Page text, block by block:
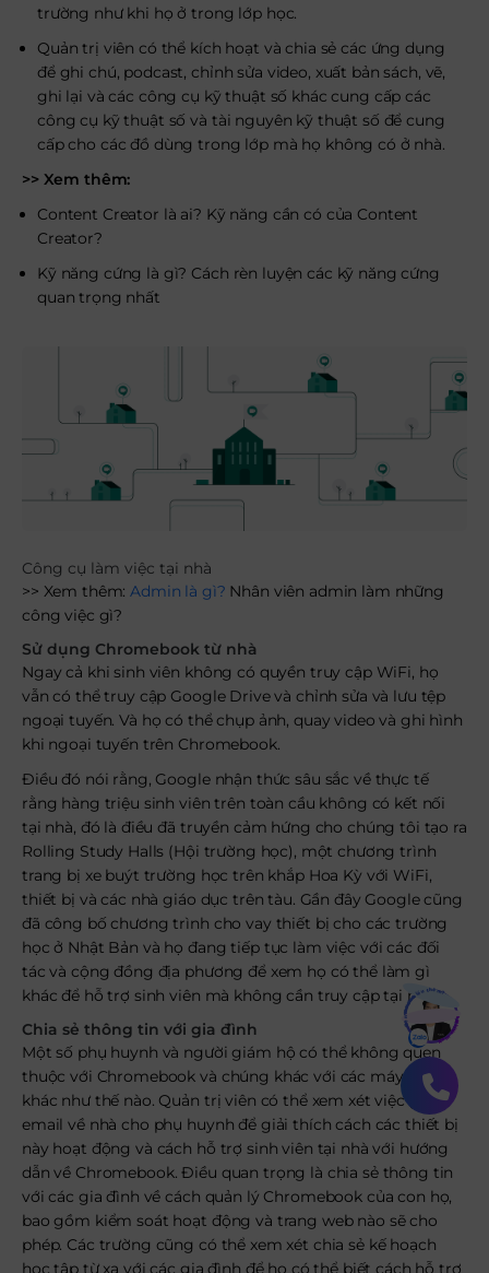
trường như khi họ ở trong lớp học.
Quản trị viên có thể kích hoạt và chia sẻ các ứng dụng
để ghi chú, podcast, chỉnh sửa video, xuất bản sách, vẽ,
ghi lại và các công cụ kỹ thuật số khác cung cấp các
công cụ kỹ thuật số và tài nguyên kỹ thuật số để cung
cấp cho các đồ dùng trong lớp mà họ không có ở nhà.
>> Xem thêm:
Content Creator là ai? Kỹ năng cần có của Content
Creator?
Kỹ năng cứng là gì? Cách rèn luyện các kỹ năng cứng
quan trọng nhất
Công cụ làm việc tại nhà
>> Xem thêm:Admin là gì? Nhân viên admin làm những
công việc gì?
Sử dụng Chromebook từ nhà
Ngay cả khi sinh viên không có quyền truy cập WiFi, họ
vẫn có thể truy cập Google Drive và chỉnh sửa và lưu tệp
ngoại tuyến. Và họ có thể chụp ảnh, quay video và ghi hình
khi ngoại tuyến trên Chromebook.
Điều đó nói rằng, Google nhận thức sâu sắc về thực tế
rằng hàng triệu sinh viên trên toàn cầu không có kết nối
tại nhà, đó là điều đã truyền cảm hứng cho chúng tôi tạo ra
Rolling Study Halls (Hội trường học), một chương trình
trang bị xe buýt trường học trên khắp Hoa Kỳ với WiFi,
thiết bị và các nhà giáo dục trên tàu. Gần đây Google cũng
đã công bố chương trình cho vay thiết bị cho các trường
học ở Nhật Bản và họ đang tiếp tục làm việc với các đối
tác và cộng đồng địa phương để xem họ có thể làm gì
khác để hỗ trợ sinh viên mà không cần truy cập tại nhà.
Chia sẻ thông tin với gia đình
Một số phụ huynh và người giám hộ có thể không quen
thuộc với Chromebook và chúng khác với các máy tính
khác như thế nào. Quản trị viên có thể xem xét việc gửi
email về nhà cho phụ huynh để giải thích cách các thiết bị
này hoạt động và cách hỗ trợ sinh viên tại nhà với hướng
dẫn về Chromebook. Điều quan trọng là chia sẻ thông tin
với các gia đình về cách quản lý Chromebook của con họ,
bao gồm kiểm soát hoạt động và trang web nào sẽ cho
phép. Các trường cũng có thể xem xét chia sẻ kế hoạch
Bạn muốn hiểu thêm?Xem chi tiết